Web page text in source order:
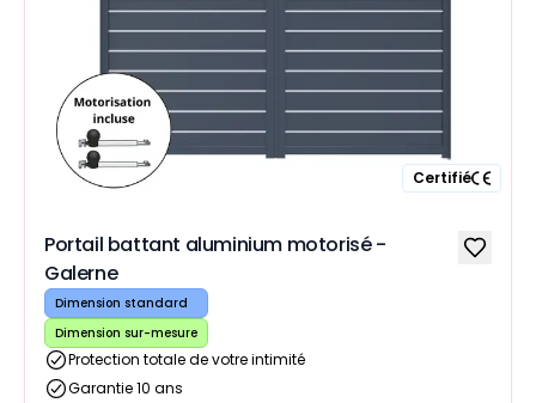
Certifié
Portail battant aluminium motorisé -
Galerne
Dimension standard
Dimension sur-mesure
Protection totale de votre intimité
Garantie 10 ans